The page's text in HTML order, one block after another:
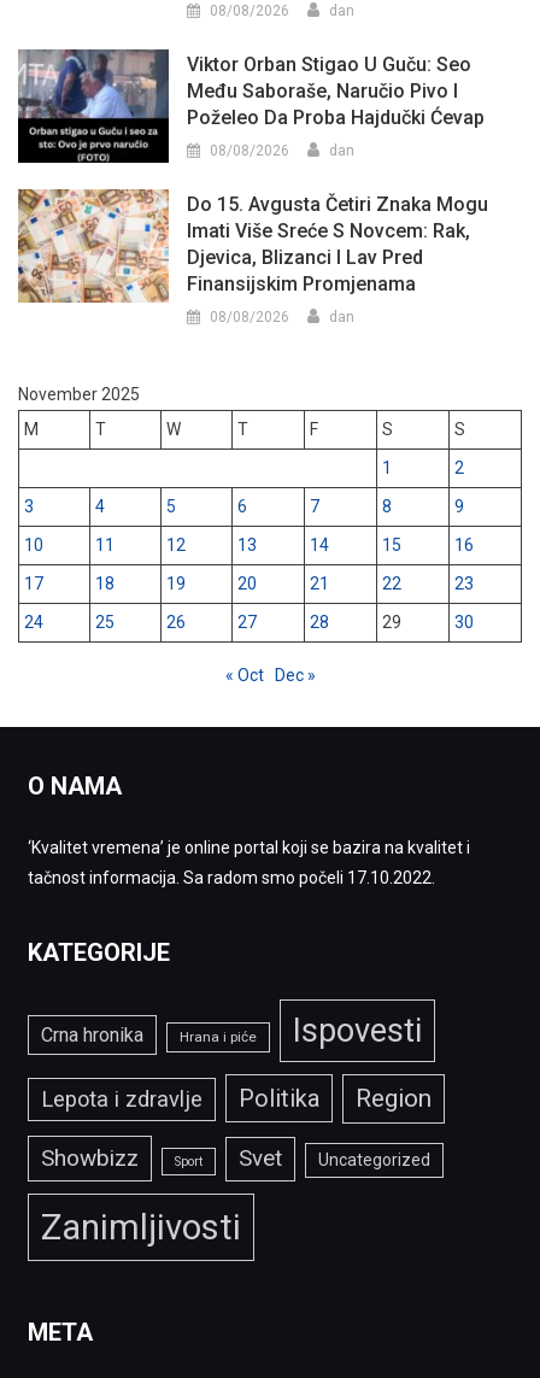
08/08/2026 dan
Viktor Orban Stigao U Guču: Seo
Među Saboraše, Naručio Pivo I
Poželeo Da Proba Hajdučki Ćevap
08/08/2026 dan
Do 15. Avgusta Četiri Znaka Mogu
Imati Više Sreće S Novcem: Rak,
Djevica, Blizanci I Lav Pred
Finansijskim Promjenama
08/08/2026 dan
November 2025
M
T W T F S
S
1
2
3
4 5 6 7 8
9
10
11 12 13 14 15
16
17
18 19 20 21 22
23
24
25 26 27 28 29 30
« Oct Dec »
O NAMA
‘Kvalitet vremena’ je online portal koji se bazira na kvalitet i
tačnost informacija. Sa radom smo počeli 17.10.2022.
KATEGORIJE
Crna hronika Hrana i piće Ispovesti
Lepota i zdravlje Politika Region
Showbizz Sport Svet Uncategorized
Zanimljivosti
META